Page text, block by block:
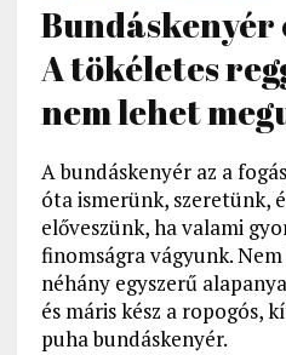
Bundáskenyér
A tökéletes
nem lehet
A bundáskenyér az a
óta ismerünk, szeretünk,
előveszünk, ha valami
finomságra vágyunk.
néhány egyszerű
és máris kész a ropogós,
puha bundáskenyér.